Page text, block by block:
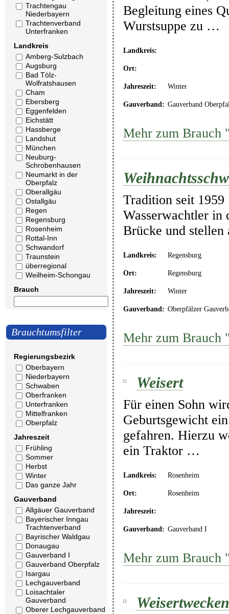
Trachtengau
Niederbayern
Trachtenverband
Unterfranken
Landkreis
Amberg-Sulzbach
Augsburg
Bad Tölz-
Wolfratshausen
Cham
Ebersberg
Eggenfelden
Eichstätt
Hassberge
Landshut
München
Neuburg-
Schrobenhausen
Neumarkt in der
Oberpfalz
Oberallgäu
Ostallgäu
Regen
Regensburg
Rosenheim
Rottal-Inn
Schwandorf
Traunstein
überregional
Weilheim-Schongau
Brauch
Brauchtumsfilter
Regierungsbezirk
Oberbayern
Niederbayern
Schwaben
Oberfranken
Unterfranken
Mittelfranken
Oberpfalz
Jahreszeit
Frühling
Sommer
Herbst
Winter
Das ganze Jahr
Gauverband
Allgäuer Gauverband
Bayerischer Inngau
Trachtenverband
Bayrischer Waldgau
Donaugau
Gauverband I
Gauverband Oberpfalz
Isargau
Lechgauverband
Loisachtaler
Gauverband
Oberer Lechgauverband
Begleitung eines
Wurstsuppe zu …
Landkreis:
Ort:
Jahreszeit: Winter
Gauverband: Gauverband
Mehr zum Brauch
Tradition seit 1959
Wasserwachtler in
Brücke und stellen
Landkreis: Regensburg
Ort: Regensburg
Jahreszeit: Winter
Gauverband: Oberpfälzer
Mehr zum Brauch
Weisert
Für einen Sohn
Geburtsgewicht
gefahren. Hierzu
ein Traktor …
Landkreis: Rosenheim
Ort: Rosenheim
Jahreszeit:
Gauverband: Gauverband I
Mehr zum Brauch
Weisertwecken